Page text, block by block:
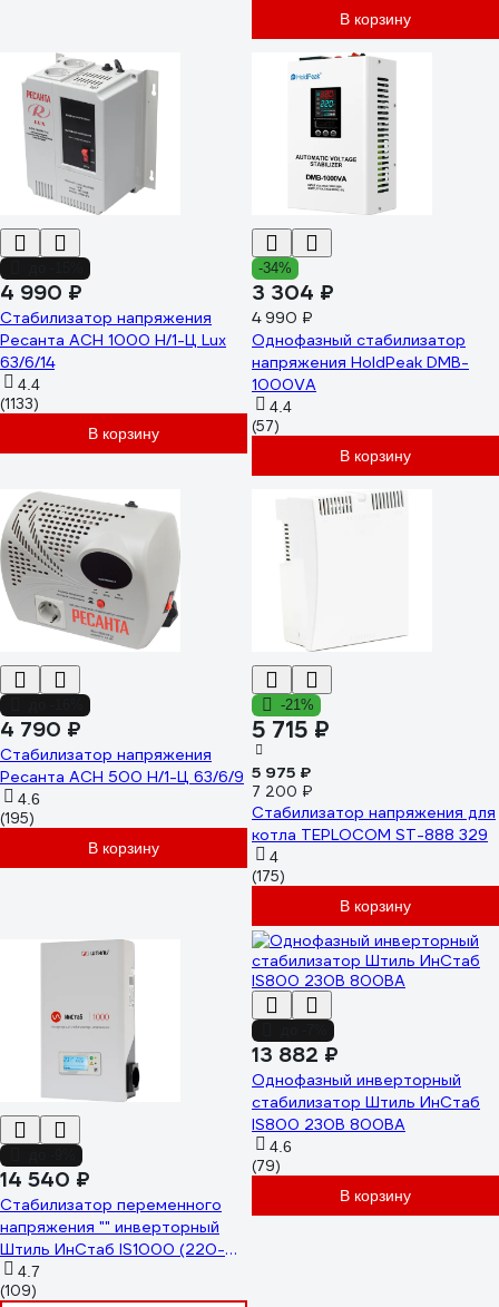
В корзину
4 990 ₽
Стабилизатор напряжения
Ресанта АСН 1000 Н/1-Ц Lux
63/6/14
4.4
(1133)
В корзину
-34%
3 304 ₽
4 990 ₽
Однофазный стабилизатор
напряжения HoldPeak DMB-
1000VA
4.4
(57)
В корзину
4 790 ₽
Стабилизатор напряжения
Ресанта АСН 500 Н/1-Ц 63/6/9
4.6
(195)
В корзину
-21%
5 715 ₽
5 975 ₽
7 200 ₽
Стабилизатор напряжения для
котла TEPLOCOM ST-888 329
4
(175)
В корзину
14 540 ₽
Стабилизатор переменного
напряжения "" инверторный
Штиль ИнСтаб IS1000 (220-
230В)
4.7
(109)
13 882 ₽
Однофазный инверторный
стабилизатор Штиль ИнСтаб
IS800 230В 800ВА
4.6
(79)
В корзину